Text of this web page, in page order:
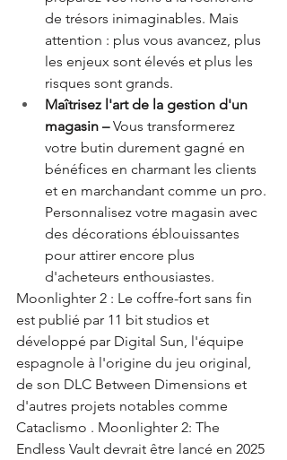
de trésors inimaginables. Mais
attention : plus vous avancez, plus
les enjeux sont élevés et plus les
risques sont grands.
Maîtrisez l'art de la gestion d'un
magasin – Vous transformerez
votre butin durement gagné en
bénéfices en charmant les clients
et en marchandant comme un pro.
Personnalisez votre magasin avec
des décorations éblouissantes
pour attirer encore plus
d'acheteurs enthousiastes.
Moonlighter 2 : Le coffre-fort sans fin
est publié par 11 bit studios et
développé par Digital Sun, l'équipe
espagnole à l'origine du jeu original,
de son DLC Between Dimensions et
d'autres projets notables comme
Cataclismo . Moonlighter 2: The
Endless Vault devrait être lancé en 2025